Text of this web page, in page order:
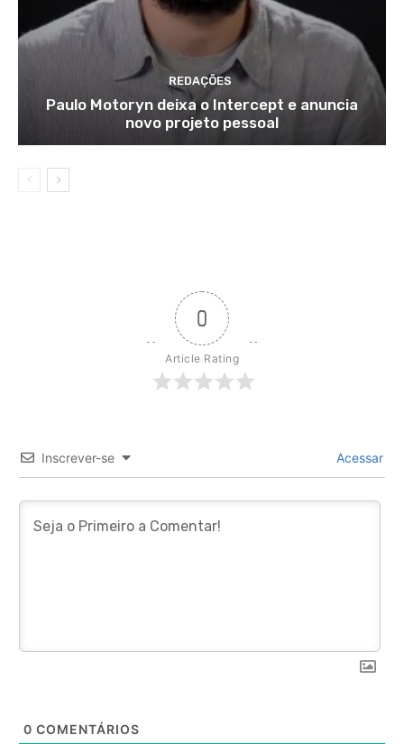
REDAÇÕES
Paulo Motoryn deixa o Intercept e anuncia
novo projeto pessoal
0
Article Rating
Inscrever-se Acessar
0 COMENTÁRIOS